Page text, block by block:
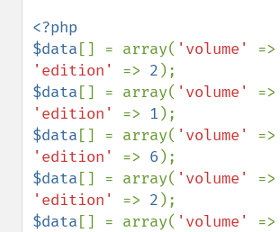
<?php
$data [] = array( 'volume' =>
'edition' => 2
$data [] = array( 'volume' =>
'edition' => 1
$data [] = array( 'volume' =>
'edition' => 6
$data [] = array( 'volume' =>
'edition' => 2
$data [] = array( 'volume' =>